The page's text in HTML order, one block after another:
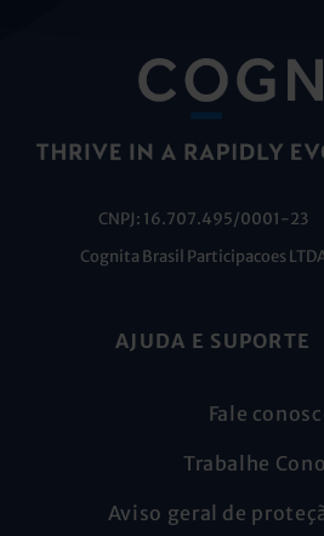
CNPJ: 16.707.495/0001-23
Cognita Brasil Participacoes
AJUDA E SUPORTE
Fale
Trabalhe
Aviso geral de